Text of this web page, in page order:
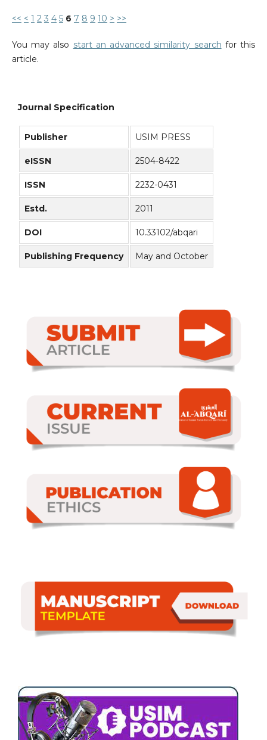
<< < 1 2 3 4 5 6 7 8 9 10 > >>
You may also start an advanced similarity search for this
article.
Journal Specification
Publisher USIM PRESS
eISSN 2504-8422
ISSN 2232-0431
Estd. 2011
DOI 10.33102/abqari
Publishing Frequency May and October